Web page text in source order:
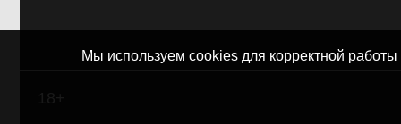
Мы используем cookies для корректной